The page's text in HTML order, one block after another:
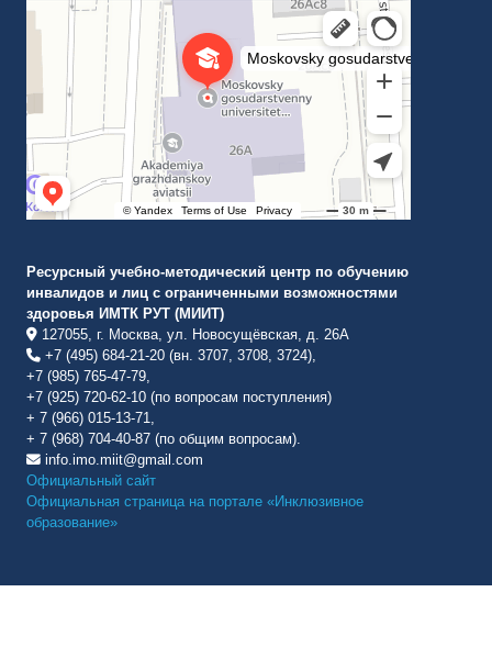
Институт международных транспортных коммуникаций Рут
ВУЗ в Москве
Ресурсный учебно-методический центр по обучению
инвалидов и лиц с ограниченными возможностями
здоровья ИМТК РУТ (МИИТ)
127055, г. Москва, ул. Новосущёвская, д. 26А
+7 (495) 684-21-20 (вн. 3707, 3708, 3724),
+7 (985) 765-47-79,
+7 (925) 720-62-10 (по вопросам поступления)
+ 7 (966) 015-13-71,
+ 7 (968) 704-40-87 (по общим вопросам).
info.imo.miit@gmail.com
Официальный сайт
Официальная страница на портале «Инклюзивное
образование»